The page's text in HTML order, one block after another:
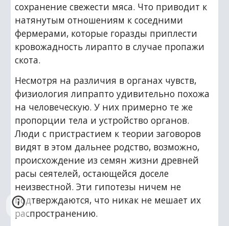
сохранение свежести мяса. Что приводит к
натянутым отношениям к соседними
фермерами, которые горазды приплести
кровожадность лирапто в случае пропажи
скота.
Несмотря на различия в органах чувств,
физиология липрапто удивительно похожа
на человеческую. У них примерно те же
пропорции тела и устройство органов.
Люди с пристрастием к теории заговоров
видят в этом дальнее родство, возможно,
происхождение из семян жизни древней
расы сеятелей, остающейся доселе
неизвестной. Эти гипотезы ничем не
подтверждаются, что никак не мешает их
распространению.